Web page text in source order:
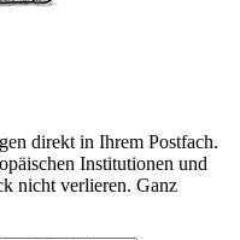
direkt in Ihrem Postfach.
Institutionen und
nicht verlieren. Ganz